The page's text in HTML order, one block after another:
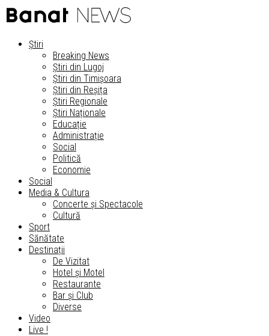
Știri
Breaking News
Știri din Lugoj
Știri din Timișoara
Știri din Reșița
Știri Regionale
Știri Naționale
Educație
Administrație
Social
Politică
Economie
Social
Media & Cultura
Concerte și Spectacole
Cultură
Sport
Sănătate
Destinații
De Vizitat
Hotel și Motel
Restaurante
Bar și Club
Diverse
Video
Live !